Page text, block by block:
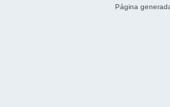
Página